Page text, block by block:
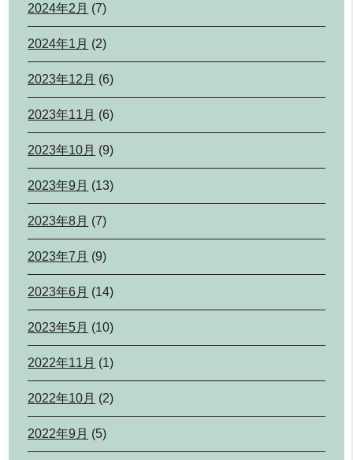
2024年2月 (7)
2024年1月 (2)
2023年12月 (6)
2023年11月 (6)
2023年10月 (9)
2023年9月 (13)
2023年8月 (7)
2023年7月 (9)
2023年6月 (14)
2023年5月 (10)
2022年11月 (1)
2022年10月 (2)
2022年9月 (5)